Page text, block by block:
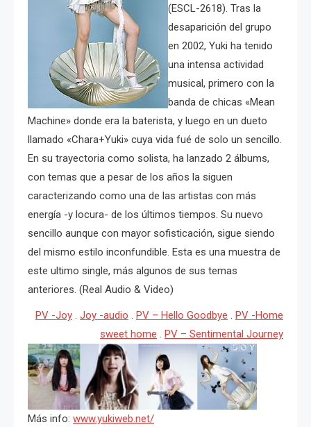
(ESCL-2618). Tras la
desaparición del grupo
en 2002, Yuki ha tenido
una intensa actividad
musical, primero con la
banda de chicas «Mean
Machine» donde era la baterista, y luego en un dueto
llamado «Chara+Yuki» cuya vida fué de solo un sencillo.
En su trayectoria como solista, ha lanzado 2 álbums,
con temas que a pesar de los años la siguen
caracterizando como una de las artistas con más
energía -y locura- de los últimos tiempos. Su nuevo
sencillo aunque con mayor sofisticación, sigue siendo
del mismo estilo inconfundible. Esta es una muestra de
este ultimo single, más algunos de sus temas
anteriores. (Real Audio & Video)
PV -Joy . Joy -audio . PV – Hello Goodbye . PV -Home
sweet home . PV – Sentimental Journey
Más info: www.yukiweb.net/